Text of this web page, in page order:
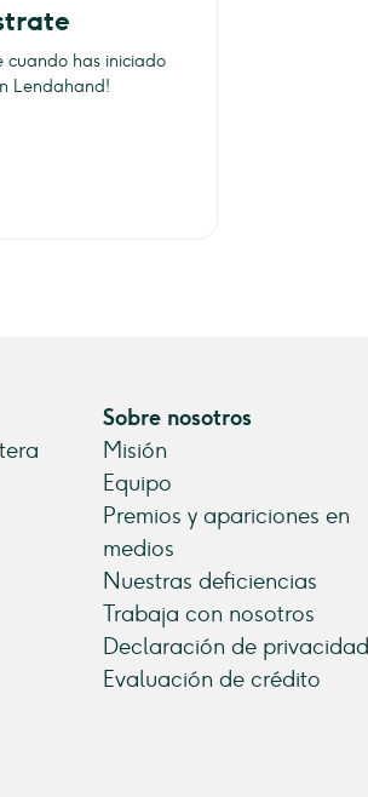
cuando has iniciado
Lendahand!
Sobre nosotros
Misión
Equipo
Premios y apariciones en
medios
Nuestras deficiencias
Trabaja con nosotros
Declaración de privacidad
Evaluación de crédito